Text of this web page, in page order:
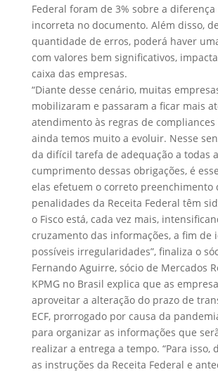
Federal foram de 3% sobre a
incorreta no documento. Além disso,
quantidade de erros, poderá haver
com valores bem significativos,
caixa das empresas.
“Diante desse cenário, muitas
mobilizaram e passaram a ficar mais
atendimento às regras de compliances
ainda temos muito a evoluir. Nesse
da difícil tarefa de adequação a todas
cumprimento dessas obrigações, é
elas efetuem o correto preenchimento
penalidades da Receita Federal têm
o Fisco está, cada vez mais,
cruzamento das informações, a fim de
possíveis irregularidades”, finaliza o
Fernando Aguirre, sócio de Mercados
KPMG no Brasil explica que as
aproveitar a alteração do prazo de
ECF, prorrogado por causa da
para organizar as informações que
realizar a entrega a tempo. “Para isso,
as instruções da Receita Federal e